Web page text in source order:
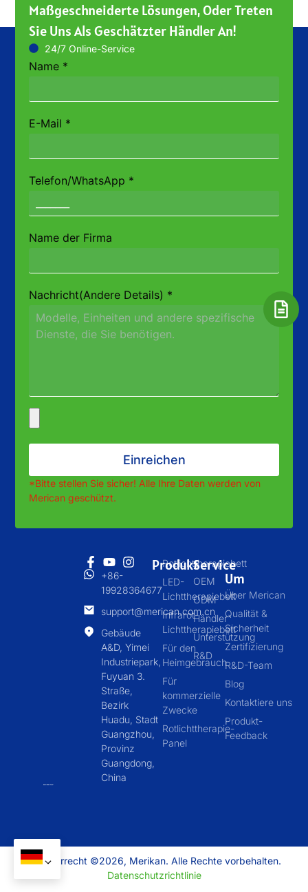
Maßgeschneiderte Lösungen, Oder Treten
Sie Uns Als Geschätzter Händler An!
24/7 Online-Service
Name *
E-Mail *
Telefon/WhatsApp *
Name der Firma
Nachricht(Andere Details) *
Einreichen
*Bitte stellen Sie sicher! Alle Ihre Daten werden von
Merican geschützt.
+86-
19928364677
support@merican.com.cn
Gebäude
A&D, Yimei
Industriepark,
Fuyuan 3.
Straße,
Bezirk
Huadu, Stadt
Guangzhou,
Provinz
Guangdong,
China
Produkt
Rotlichttherapiebett
LED-
Lichttherapiebett
Infrarot-
Lichttherapiebett
Für den
Heimgebrauch
Für
kommerzielle
Zwecke
Rotlichttherapie-
Panel
Service
OEM
ODM
Händler
Unterstützung
R&D
Um
Über Merican
Qualität &
Sicherheit
Zertifizierung
R&D-Team
Blog
Kontaktiere uns
Produkt-
Feedback
Urheberrecht ©2026, Merikan. Alle Rechte vorbehalten.
Datenschutzrichtlinie